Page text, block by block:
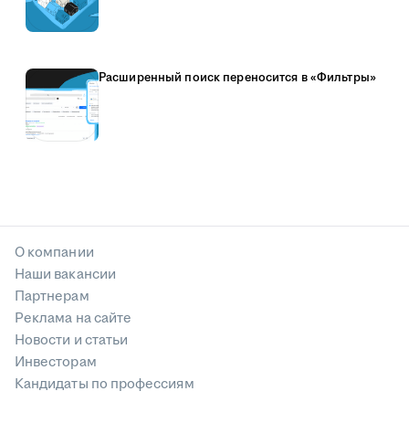
Расширенный поиск переносится в «Фильтры»
О компании
Наши вакансии
Партнерам
Реклама на сайте
Новости и статьи
Инвесторам
Кандидаты по профессиям